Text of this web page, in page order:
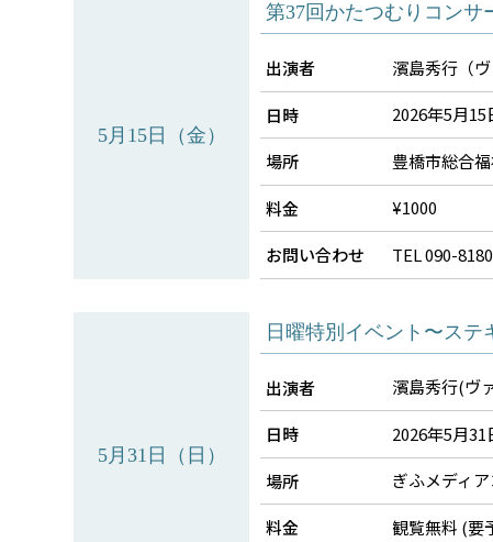
5月15日（金）
第37回かたつむりコンサ
出演者 濱島秀行（
日時 2026年5月15
場所 豊橋市総合
料金 ¥1000
お問い合わせ TEL 090-
5月31日（日）
日曜特別イベント〜ステ
出演者 濱島秀行(ヴ
日時 2026年5月31
場所 ぎふメディ
料金 観覧無料 (要